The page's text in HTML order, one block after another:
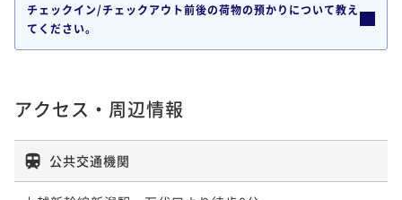
チェックイン/チェックアウト前後の荷物の預かりについて教え
てください。
アクセス・周辺情報
公共交通機関